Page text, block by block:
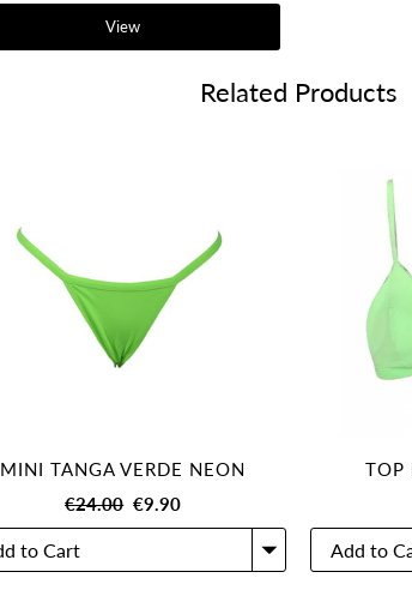
View
Related Products
MINI TANGA VERDE NEON
€24.00 €9.90
TOP